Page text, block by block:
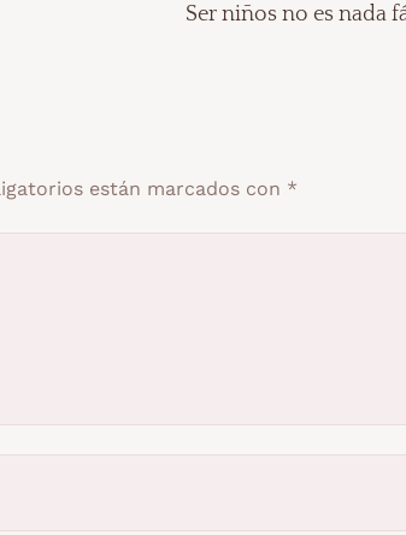
Ser niños no es nada
están marcados con *